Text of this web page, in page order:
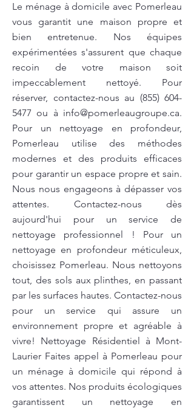
Le ménage à domicile avec Pomerleau
vous garantit une maison propre et
bien entretenue. Nos équipes
expérimentées s'assurent que chaque
recoin de votre maison soit
impeccablement nettoyé. Pour
réserver, contactez-nous au (855) 604-
5477 ou à info@pomerleaugroupe.ca.
Pour un nettoyage en profondeur,
Pomerleau utilise des méthodes
modernes et des produits efficaces
pour garantir un espace propre et sain.
Nous nous engageons à dépasser vos
attentes. Contactez-nous dès
aujourd'hui pour un service de
nettoyage professionnel ! Pour un
nettoyage en profondeur méticuleux,
choisissez Pomerleau. Nous nettoyons
tout, des sols aux plinthes, en passant
par les surfaces hautes. Contactez-nous
pour un service qui assure un
environnement propre et agréable à
vivre! Nettoyage Résidentiel à Mont-
Laurier Faites appel à Pomerleau pour
un ménage à domicile qui répond à
vos attentes. Nos produits écologiques
garantissent un nettoyage en